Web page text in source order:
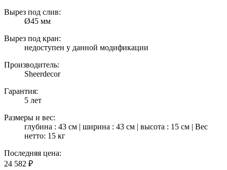
Вырез под слив:
Ø45 мм
Вырез под кран:
недоступен у данной модификации
Производитель:
Sheerdecor
Гарантия:
5 лет
Размеры и вес:
глубина : 43 см | ширина : 43 см | высота : 15 см | Вес
нетто: 15 кг
Последняя цена:
24 582 ₽